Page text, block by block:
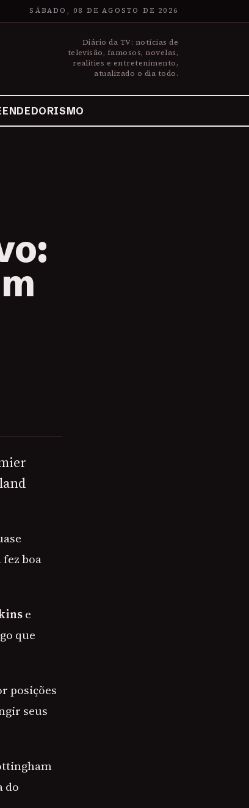
SÁBADO, 08 DE AGOSTO DE 2026
Diário da TV: notícias de
televisão, famosos, novelas,
realities e entretenimento,
atualizado o dia todo.
fez boa
e
que
posições
seus
do